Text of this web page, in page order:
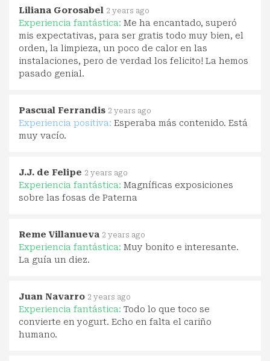
Liliana Gorosabel 2 years ago
Experiencia fantástica: Me ha encantado, superó
mis expectativas, para ser gratis todo muy bien, el
orden, la limpieza, un poco de calor en las
instalaciones, pero de verdad los felicito! La hemos
pasado genial.
Pascual Ferrandis 2 years ago
Experiencia positiva: Esperaba más contenido. Está
muy vacío.
J.J. de Felipe 2 years ago
Experiencia fantástica: Magníficas exposiciones
sobre las fosas de Paterna
Reme Villanueva 2 years ago
Experiencia fantástica: Muy bonito e interesante.
La guía un diez.
Juan Navarro 2 years ago
Experiencia fantástica: Todo lo que toco se
convierte en yogurt. Echo en falta el cariño
humano.